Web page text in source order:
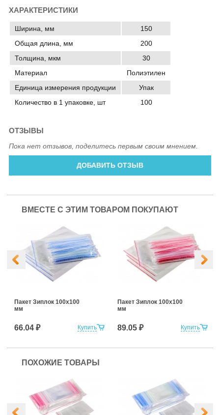
ХАРАКТЕРИСТИКИ
Ширина, мм
150
Общая длина, мм
200
Толщина, мкм
30
Материал
Полиэтилен
Единица измерения продукции
Упак
Количество в 1 упаковке, шт
100
ОТЗЫВЫ
Пока нет отзывов, поделитесь первым своим мнением.
ДОБАВИТЬ ОТЗЫВ
ВМЕСТЕ С ЭТИМ ТОВАРОМ ПОКУПАЮТ
Купить
Пакет Зиплок 100х100
мм
66.04 ₽ Купить
Пакет Зиплок 100х100
мм
89.05 ₽
ПОХОЖИЕ ТОВАРЫ